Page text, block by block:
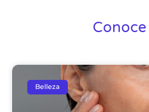
Belleza